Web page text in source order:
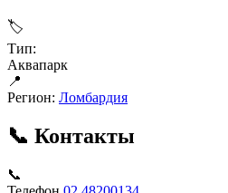
🏷
Тип:
Аквапарк
📍
Регион: Ломбардия
📞 Контакты
📞